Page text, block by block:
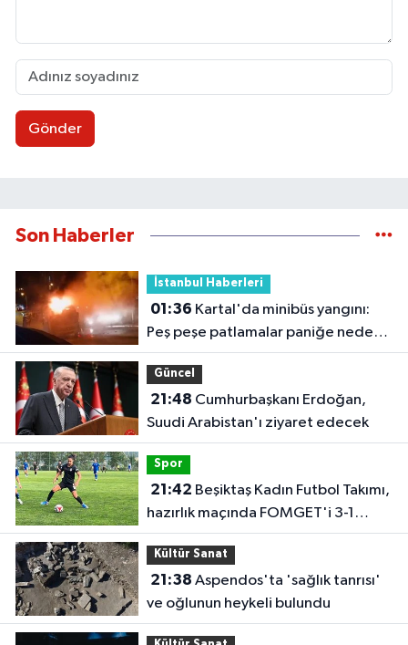
Gönder
Son Haberler
İstanbul Haberleri
01:36
Peş peşe patlamalar paniğe neden
oldu
Güncel
21:48
Suudi Arabistan'ı ziyaret edecek
Spor
21:42
hazırlık maçında FOMGET'i 3-1
mağlup etti
Kültür Sanat
21:38
ve oğlunun heykeli bulundu